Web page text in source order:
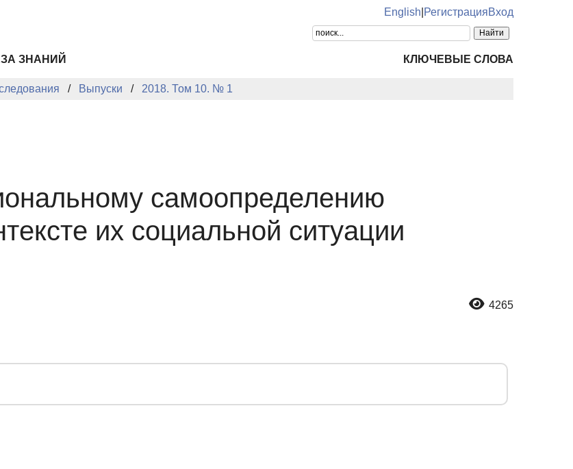
English РегистрацияВход
ЗНАНИЙ КЛЮЧЕВЫЕ СЛОВА
Выпуски 2018. Том 10. № 1
самоопределению
их социальной ситуации
4265